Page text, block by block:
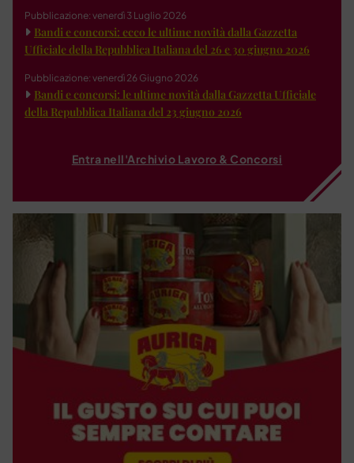
Pubblicazione: venerdì 3 Luglio 2026
Bandi e concorsi: ecco le ultime novità dalla Gazzetta
Ufficiale della Repubblica Italiana del 26 e 30 giugno 2026
Pubblicazione: venerdì 26 Giugno 2026
Bandi e concorsi: le ultime novità dalla Gazzetta Ufficiale
della Repubblica Italiana del 23 giugno 2026
Entra nell'Archivio Lavoro & Concorsi